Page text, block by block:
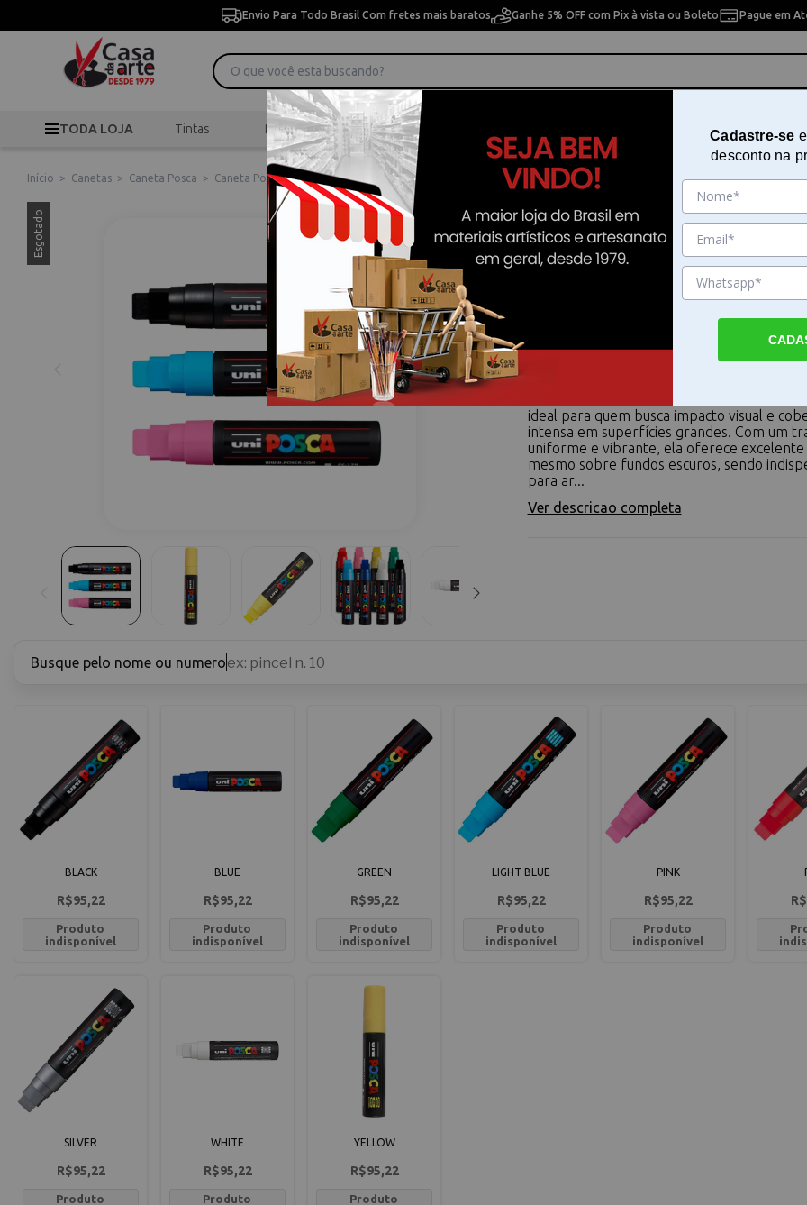
Envio Para Todo Brasil Com fretes mais baratos Ganhe 5% OFF com Pix à vista ou Boleto Pague em
TODA LOJA Tintas Pincéis Desenho Pintura
Início > Canetas > Caneta Posca > Caneta Posca Uni Ball Extra Larga Ponta Extra Grossa em Acrílico 15mm PC-17K
Esgotado
Caneta Posca Uni Ball Extra
Extra Grossa em Acrílico 15mm
Caneta Posca Uni Ball Extra Larga Ponta
ideal para quem busca impacto visual e
intensa em superfícies grandes. Com um
uniforme e vibrante, ela oferece excelente
mesmo sobre fundos escuros, sendo
para ar...
Ver descricao completa
Busque pelo nome ou numero
BLACK
R$95,22
Produto
indisponível
BLUE
R$95,22
Produto
indisponível
GREEN
R$95,22
Produto
indisponível
LIGHT BLUE
R$95,22
Produto
indisponível
PINK
R$95,22
Produto
indisponível
SILVER
R$95,22
Produto
WHITE
R$95,22
Produto
YELLOW
R$95,22
Produto
Cadastre-se
desconto na